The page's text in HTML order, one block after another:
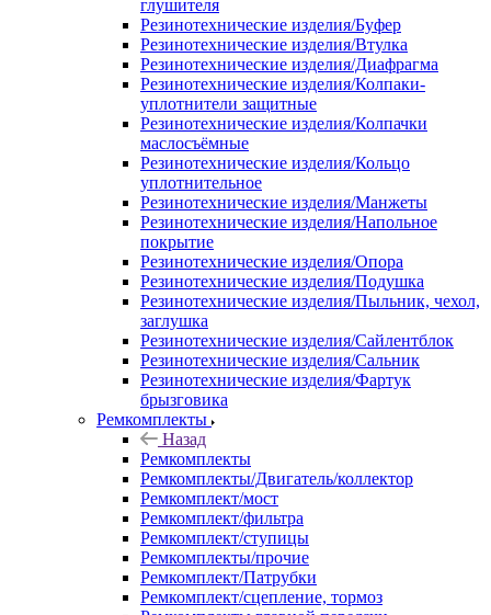
глушителя
Резинотехнические изделия/Буфер
Резинотехнические изделия/Втулка
Резинотехнические изделия/Диафрагма
Резинотехнические изделия/Колпаки-
уплотнители защитные
Резинотехнические изделия/Колпачки
маслосъёмные
Резинотехнические изделия/Кольцо
уплотнительное
Резинотехнические изделия/Манжеты
Резинотехнические изделия/Напольное
покрытие
Резинотехнические изделия/Опора
Резинотехнические изделия/Подушка
Резинотехнические изделия/Пыльник, чехол,
заглушка
Резинотехнические изделия/Сайлентблок
Резинотехнические изделия/Сальник
Резинотехнические изделия/Фартук
брызговика
Ремкомплекты
Назад
Ремкомплекты
Ремкомплекты/Двигатель/коллектор
Ремкомплект/мост
Ремкомплект/фильтра
Ремкомплект/ступицы
Ремкомплекты/прочие
Ремкомплект/Патрубки
Ремкомплект/сцепление, тормоз